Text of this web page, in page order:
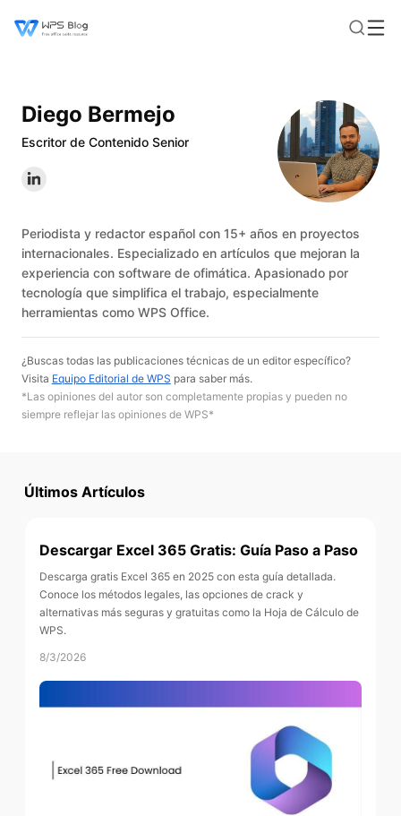
Diego Bermejo
Escritor de Contenido Senior
Periodista y redactor español con 15+ años en proyectos
internacionales. Especializado en artículos que mejoran la
experiencia con software de ofimática. Apasionado por
tecnología que simplifica el trabajo, especialmente
herramientas como WPS Office.
¿Buscas todas las publicaciones técnicas de un editor específico?
Visita Equipo Editorial de WPS para saber más.
*Las opiniones del autor son completamente propias y pueden no
siempre reflejar las opiniones de WPS*
Últimos Artículos
Descargar Excel 365 Gratis: Guía Paso a Paso
Descarga gratis Excel 365 en 2025 con esta guía detallada.
Conoce los métodos legales, las opciones de crack y
alternativas más seguras y gratuitas como la Hoja de Cálculo de
WPS.
8/3/2026